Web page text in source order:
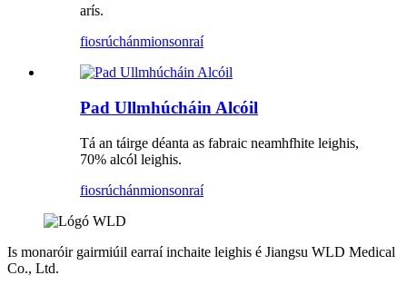
arís.
fiosrúchánmionsonraí
Pad Ullmhúcháin Alcóil
Tá an táirge déanta as fabraic neamhfhite leighis,
70% alcól leighis.
fiosrúchánmionsonraí
Is monaróir gairmiúil earraí inchaite leighis é Jiangsu WLD Medical
Co., Ltd.